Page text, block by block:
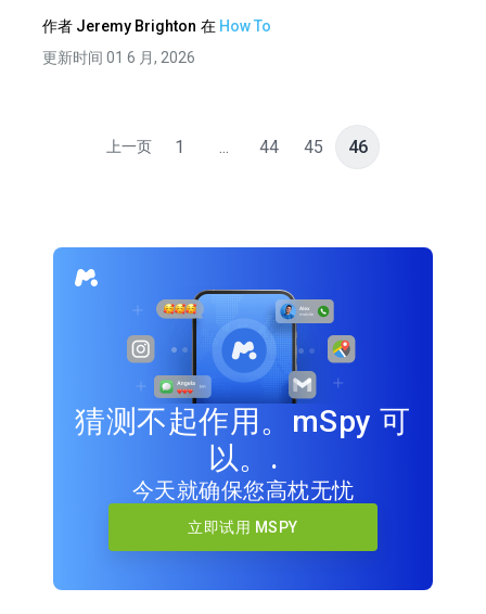
作者 Jeremy Brighton 在 How To
更新时间 01 6 月, 2026
上一页 1 ... 44 45 46
猜测不起作用。mSpy 可
以。.
今天就确保您高枕无忧
立即试用 MSPY